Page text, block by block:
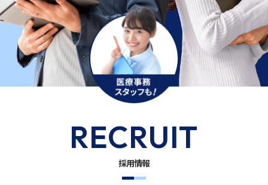
RECRUIT
採用情報